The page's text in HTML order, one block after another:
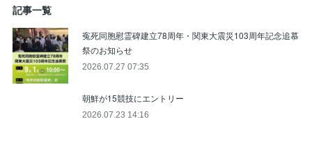
記事一覧
寃死同胞慰霊碑建立78周年・関東大震災103周年記念追慕
祭のお知らせ
2026.07.27 07:35
朝鮮が15競技にエントリー
2026.07.23 14:16